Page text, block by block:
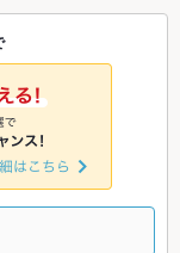
9/4 9/5
◎